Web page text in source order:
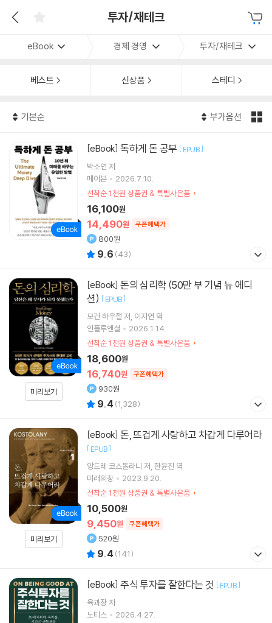
투자/재테크
eBook 경제 경영 투자/재테크
베스트 신상품 스테디
기본순 부가옵션
[eBook] 독하게 돈 공부 [ EPUB]
박소연 저
메이븐
2026.7.10.
선착순 1천원 상품권 & 특별사은품
14,490원 쿠폰혜택가
16,100원
800원
9.6 (43)
미리보기
[eBook] 돈의 심리학 (50만 부 기념 뉴 에디
션) [ EPUB]
모건 하우절 저 이지연 역
인플루엔셜
2026.1.14.
선착순 1천원 상품권 & 특별사은품
16,740원 쿠폰혜택가
18,600원
930원
9.4 (1,328)
미리보기
[eBook] 돈, 뜨겁게 사랑하고 차갑게 다루어라
[ EPUB]
앙드레 코스톨라니 저 한윤진 역
미래의창
2023.9.20.
선착순 1천원 상품권 & 특별사은품
9,450원 쿠폰혜택가
10,500원
520원
9.4 (141)
[eBook] 주식 투자를 잘한다는 것 [ EPUB]
육과장저
노티스
2026.4.27.